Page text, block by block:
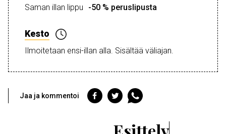
Saman illan lippu
-50 % peruslipusta
Kesto
Ilmoitetaan ensi-illan alla. Sisältää väliajan.
Jaa ja kommentoi
Jaa
Facebookiin
Jaa
Twitteriin
Jaa
WhatsAppiin